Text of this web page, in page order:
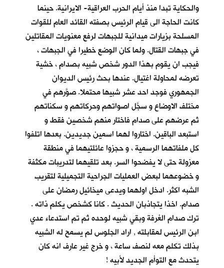
والحكاية تبدا منذ أيام الحرب العراقية- الايرانية. حينما
كانت الحاجة الى قيام الرئيس بصفته القائد العام للقوات
المسلحة بزيارات ميدانية للجبهات لرفع معنويات المقاتلين
في جبهات القتال. ولما كان الوضع خطيرا في الجبهات ،
فيجب ان يقوم بهذا الدور شخص شبيه بصدام ، خشية
تعرضه لمحاولة اغتيال. عندها بحث رئيس الديوان
الجمهوري فوجد احد عشر شبيها محتملا. صوَّرهم في
مختلف الاوضاع و سجَّل اصواتهم وحركاتهم و سكناتهم
ثم عرضهم على صدام فاختار منهم شخصين فقط و
استبعد الباقين. اختاروا لهما اسمين جديدين. بعدها اتلفوا
كل ملفاتهما الرسمية ، و حجزوا عائلتيهما في منطقة
معزولة حتى لا يفضحوا السر. بعد تلقيهما لتدريبات مكثفة
و خضوعهما لبعض العمليات الجراحية التجميلية لتقريب
الشبه اكثر. ادخل اولهما ويدعى ميخائيل رمضان على
صدام. اخذا يتجاذبان الحديث . كانا كشخص يكلم ذاته .
ترك صدام الغرفة وبقي شبيه لوحده ثم تم استدعاء عدي
ابن الرئيس لمقابلته , اراد الجلوس لم يسمح له الشبيه
بذلك تكلم معه لنصف ساعة ، و خرج غير عارف انه كان
يتحدث مع التوأم الجديد لأبيه !